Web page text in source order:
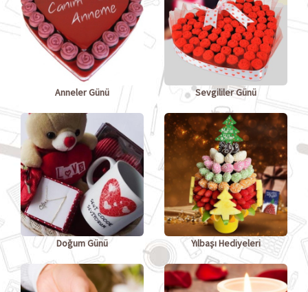
Anneler Günü Sevgililer Günü
Doğum Günü Yılbaşı Hediyeleri